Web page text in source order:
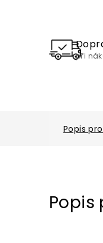
při
Popis
Popis